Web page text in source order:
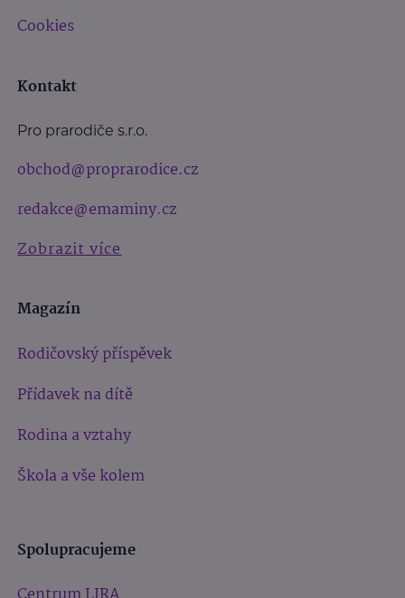
Cookies
Kontakt
Pro prarodiče s.r.o.
obchod@proprarodice.cz
redakce@emaminy.cz
Zobrazit více
Magazín
Rodičovský příspěvek
Přídavek na dítě
Rodina a vztahy
Škola a vše kolem
Spolupracujeme